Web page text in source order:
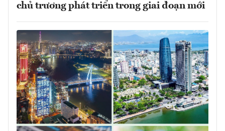
chủ trương phát triển trong giai đoạn mới